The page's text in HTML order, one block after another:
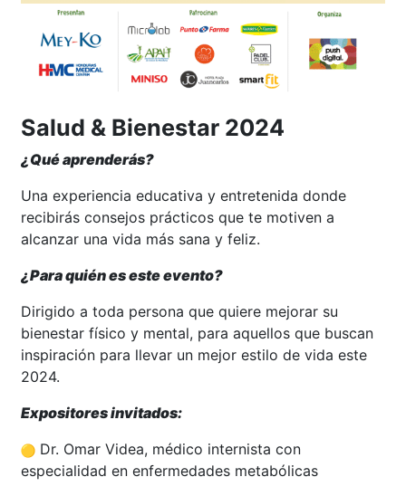
Salud & Bienestar 2024
¿Qué aprenderás?
Una experiencia educativa y entretenida donde
recibirás consejos prácticos que te motiven a
alcanzar una vida más sana y feliz.
¿Para quién es este evento?
Dirigido a toda persona que quiere mejorar su
bienestar físico y mental, para aquellos que buscan
inspiración para llevar un mejor estilo de vida este
2024.
Expositores invitados:
Dr. Omar Videa, médico internista con
especialidad en enfermedades metabólicas